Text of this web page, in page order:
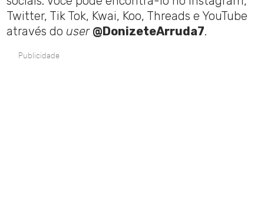
Twitter, Tik Tok, Kwai, Koo, Threads e YouTube
através do user @DonizeteArruda7.
Publicidade